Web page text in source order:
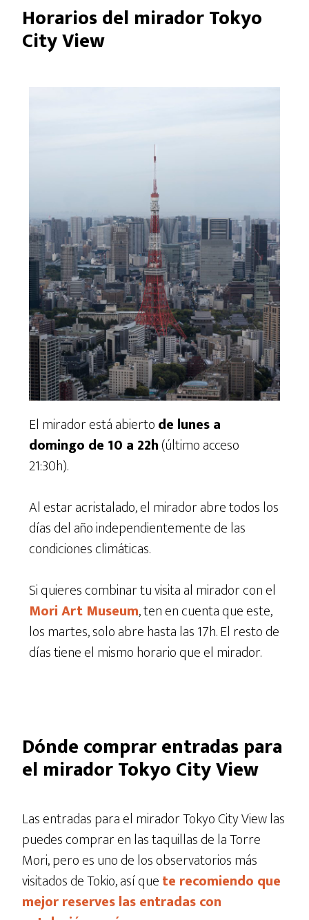
Horarios del mirador Tokyo
City View
El mirador está abiertode lunes a
domingo de 10 a 22h(último acceso
21:30h).
Al estar acristalado, el mirador abre todos los
días del año independientemente de las
condiciones climáticas.
Si quieres combinar tu visita al mirador con el
Mori Art Museum, ten en cuenta que este,
los martes, solo abre hasta las 17h. El resto de
días tiene el mismo horario que el mirador.
Dónde comprar entradas para
el mirador Tokyo City View
Las entradas para el mirador Tokyo City View las
puedes comprar en las taquillas de la Torre
Mori, pero es uno de los observatorios más
visitados de Tokio, así quete recomiendo que
mejor reserves las entradas con